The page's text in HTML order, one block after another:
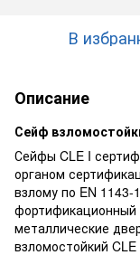
В
Описание
Сейф
Сейфы CLE I
органом
взлому по EN
металлические
взломостойкий